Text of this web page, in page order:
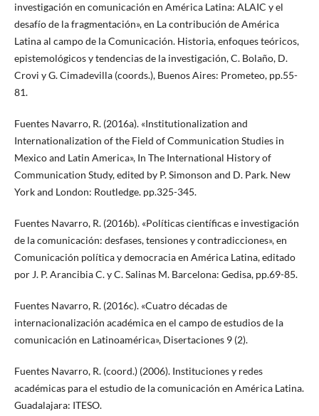
investigación en comunicación en América Latina: ALAIC y el
desafío de la fragmentación», en La contribución de América
Latina al campo de la Comunicación. Historia, enfoques teóricos,
epistemológicos y tendencias de la investigación, C. Bolaño, D.
Crovi y G. Cimadevilla (coords.), Buenos Aires: Prometeo, pp.55-
81.
Fuentes Navarro, R. (2016a). «Institutionalization and
Internationalization of the Field of Communication Studies in
Mexico and Latin America», In The International History of
Communication Study, edited by P. Simonson and D. Park. New
York and London: Routledge. pp.325-345.
Fuentes Navarro, R. (2016b). «Políticas científicas e investigación
de la comunicación: desfases, tensiones y contradicciones», en
Comunicación política y democracia en América Latina, editado
por J. P. Arancibia C. y C. Salinas M. Barcelona: Gedisa, pp.69-85.
Fuentes Navarro, R. (2016c). «Cuatro décadas de
internacionalización académica en el campo de estudios de la
comunicación en Latinoamérica», Disertaciones 9 (2).
Fuentes Navarro, R. (coord.) (2006). Instituciones y redes
académicas para el estudio de la comunicación en América Latina.
Guadalajara: ITESO.